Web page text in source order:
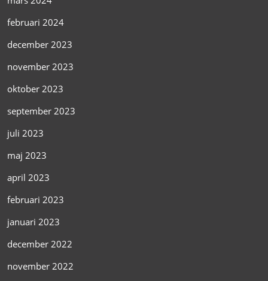
februari 2024
december 2023
november 2023
oktober 2023
september 2023
juli 2023
maj 2023
april 2023
februari 2023
januari 2023
december 2022
november 2022